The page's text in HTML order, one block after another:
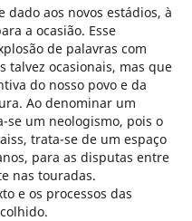
aos novos estádios, à
a ocasião. Esse
de palavras com
talvez ocasionais, mas que
do nosso povo e da
Ao denominar um
se um neologismo, pois o
trata-se de um espaço
para as disputas entre
nas touradas.
e os processos das